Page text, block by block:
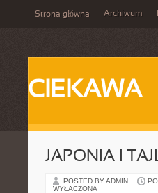
Strona główna Archiwum
CIEKAWA
JAPONIA I
POSTED BY ADMIN
WYŁĄCZONA